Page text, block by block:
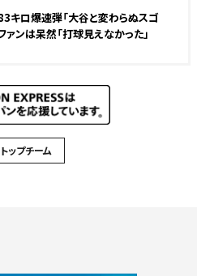
キロ爆速弾「大谷と変わらぬスゴ
ァンは呆然「打球見えなかった」
ップチーム